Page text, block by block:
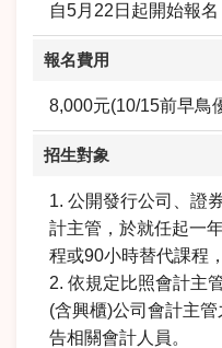
自5月22日起開始報名
報名費用
8,000元(10/15前早鳥
招生對象
1. 公開發行公司、證
計主管，於就任起一
程或90小時替代課程
2. 依規定比照會計主
(含興櫃)公司會計主
告相關會計人員。